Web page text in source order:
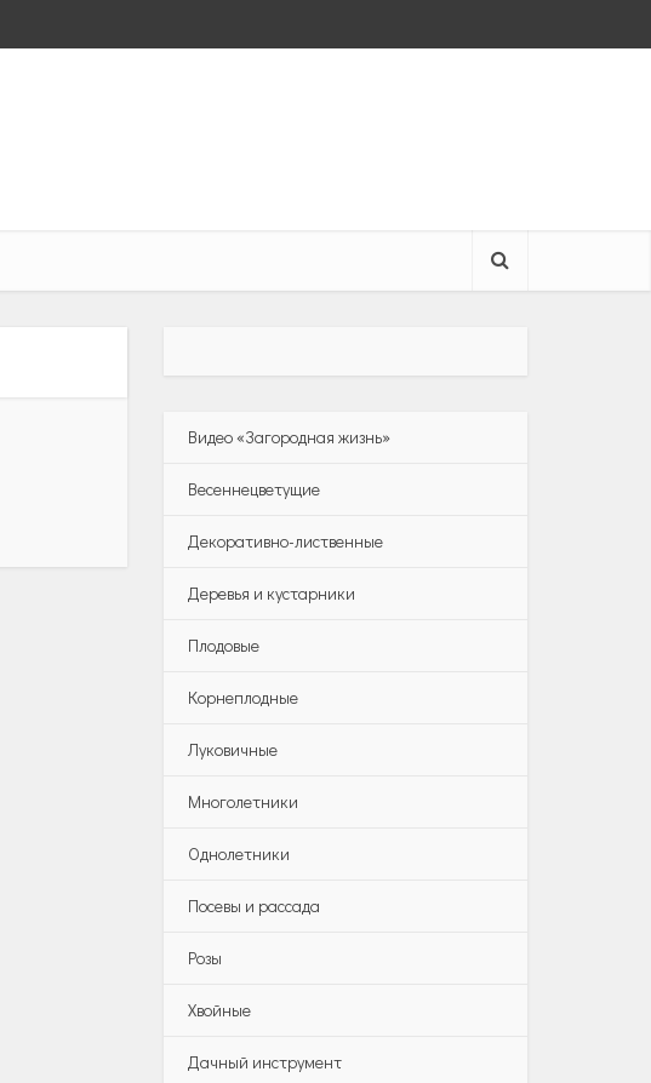
Видео «Загородная жизнь»
Весеннецветущие
Декоративно-лиственные
Деревья и кустарники
Плодовые
Корнеплодные
Луковичные
Многолетники
Однолетники
Посевы и рассада
Розы
Хвойные
Дачный инструмент